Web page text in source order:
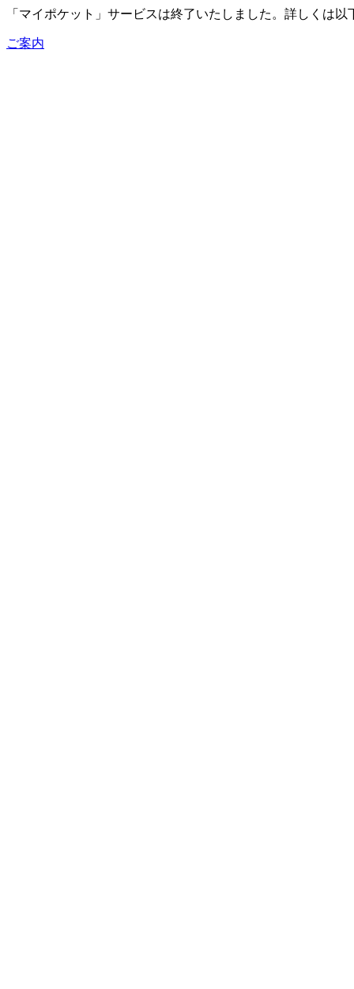
「マイポケット」サービスは終了いたしました。詳しくは
ご案内